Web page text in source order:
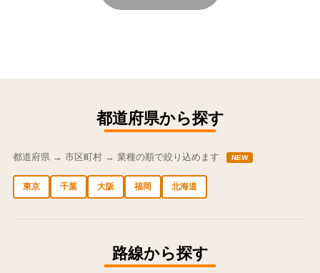
都道府県から探す
都道府県 → 市区町村 → 業種の順で絞り込めます NEW
東京 千葉 大阪 福岡 北海道
路線から探す